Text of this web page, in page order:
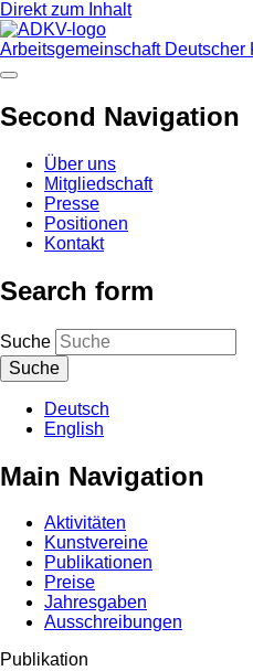
Direkt zum Inhalt
Arbeitsgemeinschaft Deutscher
Second Navigation
Über uns
Mitgliedschaft
Presse
Positionen
Kontakt
Search form
Suche
Deutsch
English
Main Navigation
Aktivitäten
Kunstvereine
Publikationen
Preise
Jahresgaben
Ausschreibungen
Publikation